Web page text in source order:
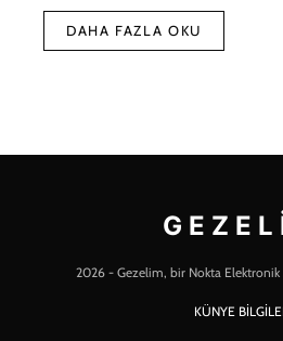
DAHA FAZLA OKU
2026 - Gezelim, bir Nokta Elektronik
KÜNYE